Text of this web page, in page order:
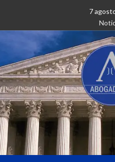
contenido
7